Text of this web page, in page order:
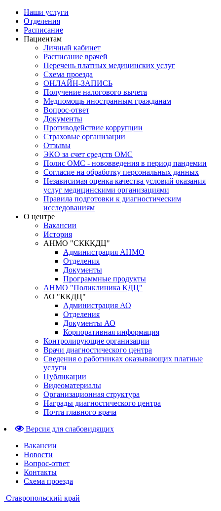
Наши услуги
Отделения
Расписание
Пациентам
Личный кабинет
Расписание врачей
Перечень платных медицинских услуг
Схема проезда
ОНЛАЙН-ЗАПИСЬ
Получение налогового вычета
Медпомощь иностранным гражданам
Вопрос-ответ
Документы
Противодействие коррупции
Страховые организации
Отзывы
ЭКО за счет средств ОМС
Полис ОМС - нововведения в период пандемии
Согласие на обработку персональных данных
Независимая оценка качества условий оказания
услуг медицинскими организациями
Правила подготовки к диагностическим
исследованиям
О центре
Вакансии
История
АНМО "СКККДЦ"
Администрация АНМО
Отделения
Документы
Программные продукты
АНМО "Поликлиника КДЦ"
АО "ККДЦ"
Администрация АО
Отделения
Документы АО
Корпоративная информация
Контролирующие организации
Врачи диагностического центра
Сведения о работниках оказывающих платные
услуги
Публикации
Видеоматериалы
Организационная структура
Награды диагностического центра
Почта главного врача
Версия для слабовидящих
Вакансии
Новости
Вопрос-ответ
Контакты
Схема проезда
Ставропольский край